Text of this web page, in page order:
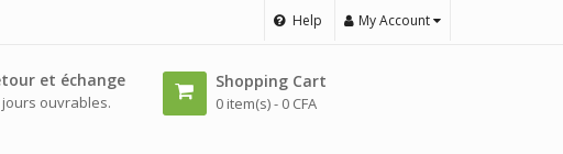
Help My Account
et échange
jours ouvrables.
Shopping Cart
0 item(s) - 0 CFA